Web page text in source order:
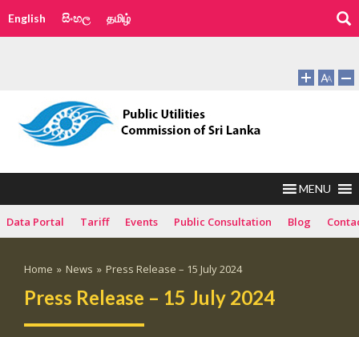
English සිංහල தமிழ்
MENU
Data Portal Tariff Events Public Consultation Blog
Home » News » Press Release – 15 July 2024
Press Release – 15 July 2024